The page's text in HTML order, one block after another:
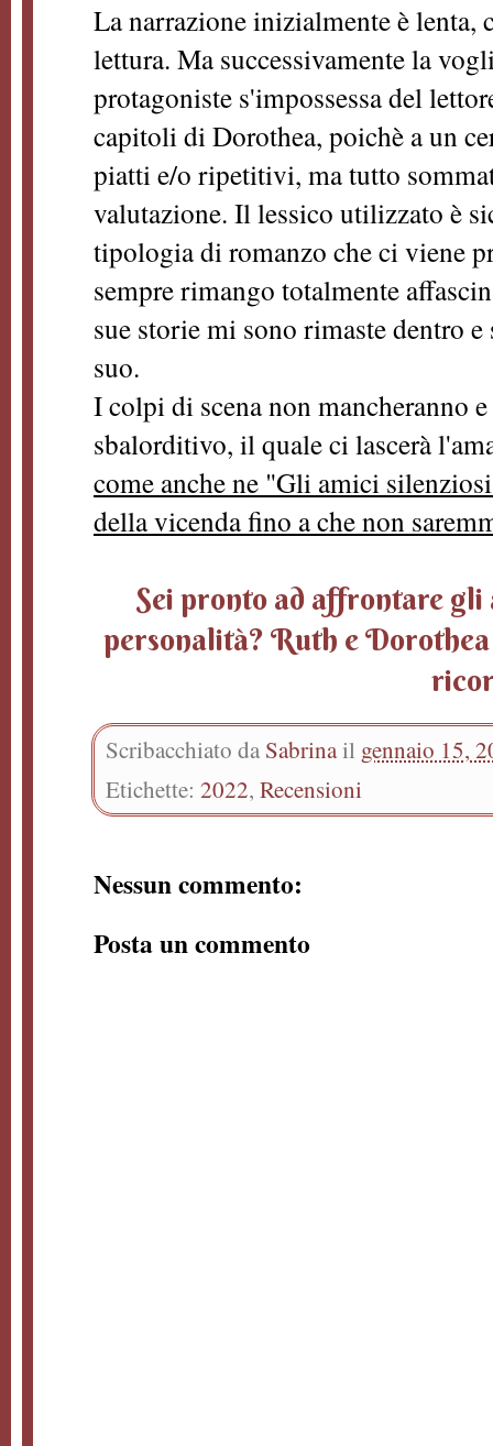
La narrazione inizialmente è lenta,
lettura. Ma successivamente la
protagoniste s'impossessa del
capitoli di Dorothea, poichè a un
piatti e/o ripetitivi, ma tutto
valutazione. Il lessico utilizzato è
tipologia di romanzo che ci viene
sempre rimango totalmente
sue storie mi sono rimaste dentro
suo.
I colpi di scena non mancheranno
sbalorditivo, il quale ci lascerà
come anche ne "Gli amici
della vicenda fino a che non
Sei pronto ad affrontare
personalità? Ruth e
Scribacchiato da Sabrinail gennaio 15,
Etichette: 2022, Recensioni
Nessun commento:
Posta un commento